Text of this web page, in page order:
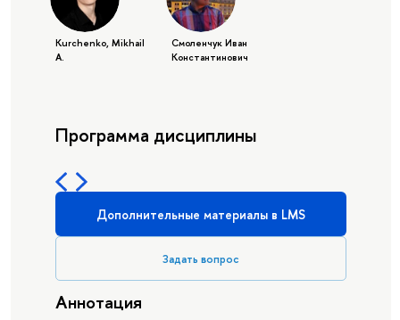
Kurchenko, Mikhail
A.
Смоленчук Иван
Константинович
Программа дисциплины
Дополнительные материалы в LMS
Задать вопрос
Аннотация